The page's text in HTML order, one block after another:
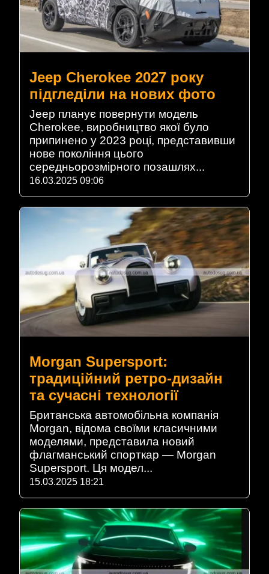
Jeep Cherokee 2027 року
підгледіли на нових фото
Jeep планує повернути модель
Cherokee, виробництво якої було
припинено у 2023 році, представивши
нове покоління цього
середньорозмірного позашлях...
16.03.2025 09:06
Morgan Supersport:
традиційний ретро-дизайн
та сучасні технології
Британська автомобільна компанія
Morgan, відома своїми класичними
моделями, представила новий
флагманський спорткар — Morgan
Supersport. Ця модел...
15.03.2025 18:21